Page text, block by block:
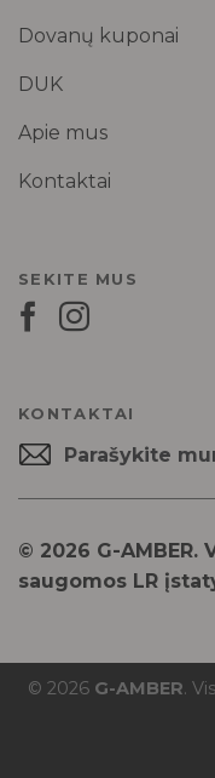
Dovanų kuponai
DUK
Apie mus
Kontaktai
SEKITE MUS
KONTAKTAI
Parašykite
© 2026 G-AMBER.
saugomos LR
© 2026 G-AMBER.